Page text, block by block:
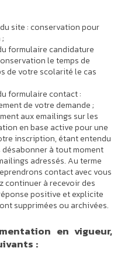
site : conservation pour
formulaire candidature
le temps de
de votre scolarité le cas
formulaire contact :
de votre demande ;
aux emailings sur les
en base active pour une
inscription, étant entendu
à tout moment
adressés. Au terme
contact avec vous
continuer à recevoir des
positive et explicite
supprimées ou archivées.
en vigueur,
: